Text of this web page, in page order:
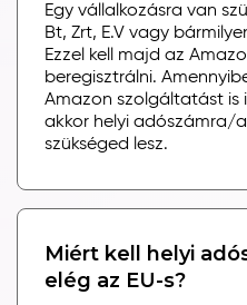
Egy vállalkozásra van
Bt, Zrt, E.V vagy
Ezzel kell majd az
beregisztrálni.
Amazon szolgáltatást is
akkor helyi adószámra/
szükséged lesz.
Miért kell helyi
elég az EU-s?